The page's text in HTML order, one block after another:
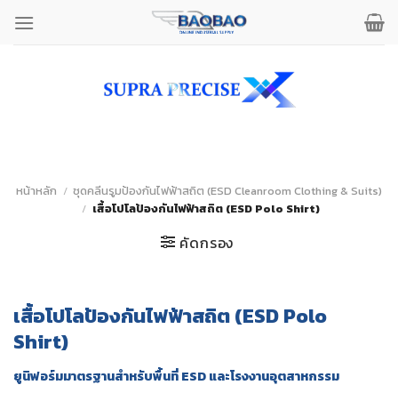
หน้าหลัก / ชุดคลีนรูมป้องกันไฟฟ้าสถิต (ESD Cleanroom Clothing & Suits)
/ เสื้อโปโลป้องกันไฟฟ้าสถิต (ESD Polo Shirt)
คัดกรอง
เสื้อโปโลป้องกันไฟฟ้าสถิต (ESD Polo
Shirt)
ยูนิฟอร์มมาตรฐานสำหรับพื้นที่ ESD และโรงงานอุตสาหกรรม